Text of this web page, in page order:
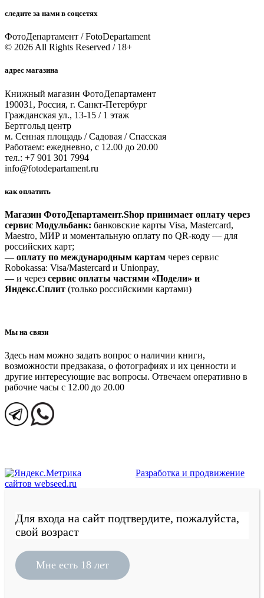
следите за нами в соцсетях
ФотоДепартамент / FotoDepartament
© 2026 All Rights Reserved / 18+
адрес магазина
Книжный магазин ФотоДепартамент
190031, Россия, г. Санкт-Петербург
Гражданская ул., 13-15 / 1 этаж
Бертгольд центр
м. Сенная площадь / Садовая / Спасская
Работаем: ежедневно, с 12.00 до 20.00
тел.: +7 901 301 7994
info@fotodepartament.ru
как оплатить
Магазин ФотоДепартамент.Shop принимает оплату через
сервис Модульбанк: банковские карты Visa, Mastercard,
Maestro, МИР и моментальную оплату по QR-коду — для
российских карт;
— оплату по международным картам через сервис
Robokassa: Visa/Mastercard и Unionpay,
— и через сервис оплаты частями «Подели» и
Яндекс.Сплит (только российскими картами)
Мы на связи
Здесь нам можно задать вопрос о наличии книги,
возможности предзаказа, о фотографиях и их ценности и
другие интересующие вас вопросы. Отвечаем оперативно в
рабочие часы с 12.00 до 20.00
Разработка и продвижение
сайтов webseed.ru
Для входа на сайт подтвердите, пожалуйста,
свой возраст
Мне есть 18 лет